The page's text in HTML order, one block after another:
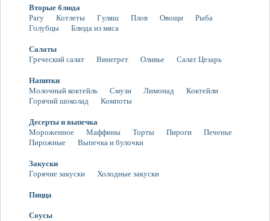
Вторые блюда
Рагу
Котлеты Гуляш Плов Овощи
Рыба
Голубцы
Блюда из мяса
Салаты
Греческий салат
Винегрет Оливье Салат Цезарь
Напитки
Молочный коктейль
Смузи Лимонад
Коктейли
Горячий шоколад
Компоты
Десерты и выпечка
Мороженное
Маффины Торты Пироги
Печенье
Пирожные
Выпечка и булочки
Закуски
Горячие закуски
Холодные закуски
Пицца
Соусы